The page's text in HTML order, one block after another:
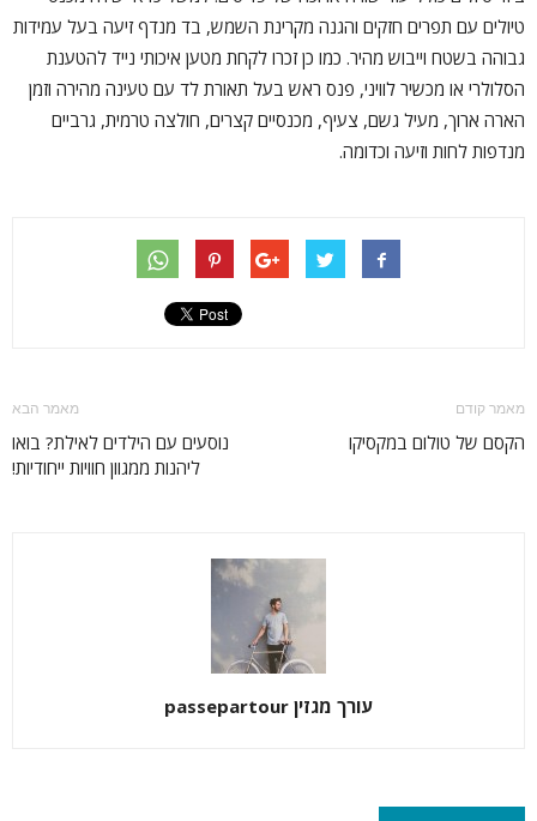
טיולים עם תפרים חזקים והגנה מקרינת השמש, בד מנדף זיעה בעל עמידות
גבוהה בשטח וייבוש מהיר. כמו כן זכרו לקחת מטען איכותי נייד להטענת
הסלולרי או מכשיר לוויני, פנס ראש בעל תאורת לד עם טעינה מהירה וזמן
הארה ארוך, מעיל גשם, צעיף, מכנסיים קצרים, חולצה טרמית, גרביים
מנדפות לחות וזיעה וכדומה.
מאמר קודם
הקסם של טולום במקסיקו
מאמר הבא
נוסעים עם הילדים לאילת? בואו
ליהנות ממגוון חוויות ייחודיות!
עורך מגזין passepartour